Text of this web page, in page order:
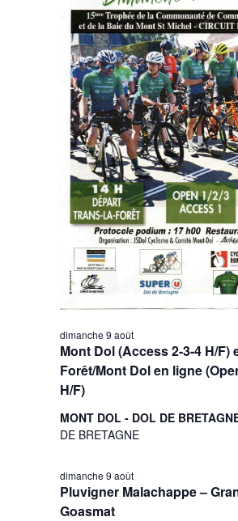
Mont Dol (Access 2-3-4 H/F)
Forêt/Mont Dol en ligne
H/F)
dimanche 9 août
MONT DOL - DOL DE
DE BRETAGNE
Pluvigner Malachappe –
Goasmat
dimanche 9 août